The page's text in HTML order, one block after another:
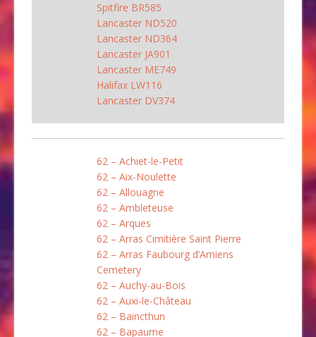
Spitfire BR585
Lancaster ND520
Lancaster ND364
Lancaster JA901
Lancaster ME749
Halifax LW116
Lancaster DV374
62 – Achiet-le-Petit
62 – Aix-Noulette
62 – Allouagne
62 – Ambleteuse
62 – Arques
62 – Arras Cimitière Saint Pierre
62 – Arras Faubourg d’Amiens
Cemetery
62 – Auchy-au-Bois
62 – Auxi-le-Château
62 – Baincthun
62 – Bapaume